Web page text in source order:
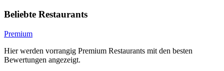
Beliebte Restaurants
Premium
Hier werden vorrangig Premium Restaurants mit den besten
Bewertungen angezeigt.